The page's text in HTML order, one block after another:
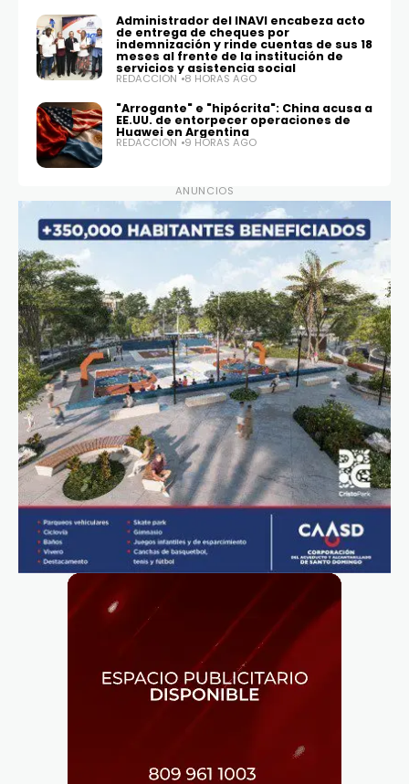
Administrador del INAVI encabeza acto
de entrega de cheques por
indemnización y rinde cuentas de sus 18
meses al frente de la institución de
servicios y asistencia social
REDACCIÓN 8 HORAS AGO
"Arrogante" e "hipócrita": China acusa a
EE.UU. de entorpecer operaciones de
Huawei en Argentina
REDACCIÓN 9 HORAS AGO
ANUNCIOS